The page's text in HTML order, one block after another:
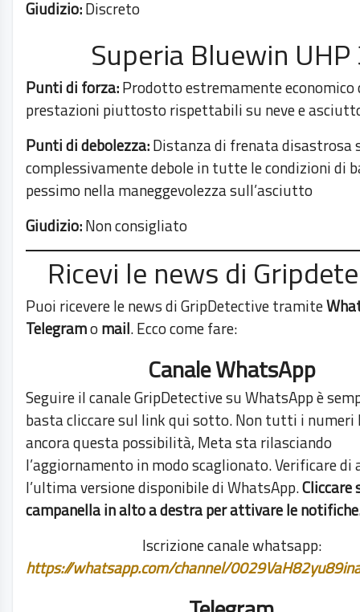
Giudizio:Discreto
Superia Bluewin UHP
Punti di forza:Prodotto estremamente economico
prestazioni piuttosto rispettabili su neve e
Punti di debolezza:Distanza di frenata disastrosa
complessivamente debole in tutte le condizioni di
pessimo nella maneggevolezza sull’asciutto
Giudizio:Non consigliato
Ricevi le news di
Puoi ricevere le news di GripDetective tramite
Telegramomail. Ecco come fare:
Canale WhatsApp
Seguire il canale GripDetective su WhatsApp è
basta cliccare sul link qui sotto. Non tutti i numeri
ancora questa possibilità, Meta sta rilasciando
l’aggiornamento in modo scaglionato. Verificare di
l’ultima versione disponibile di WhatsApp.Cliccare
campanella in alto a destra per attivare le
Iscrizione canale whatsapp:
https://whatsapp.com/channel/